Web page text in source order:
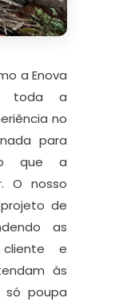
a Enova
toda a
no
para
que a
O nosso
de
as
e
às
só poupa